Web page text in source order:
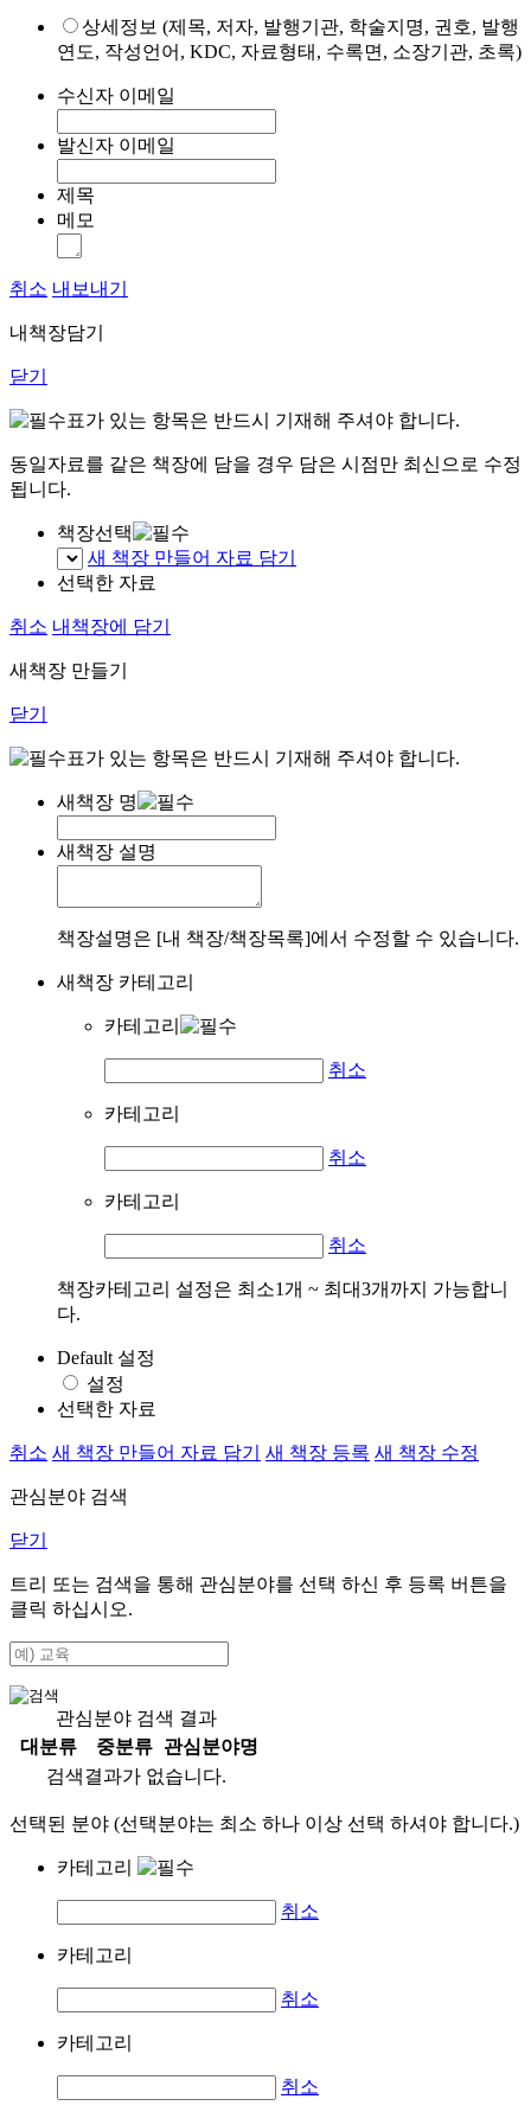
상세정보 (제목, 저자, 발행기관, 학술지명, 권호, 발행
연도, 작성언어, KDC, 자료형태, 수록면, 소장기관, 초록)
수신자 이메일
발신자 이메일
제목
메모
취소 내보내기
내책장담기
닫기
표가 있는 항목은 반드시 기재해 주셔야 합니다.
동일자료를 같은 책장에 담을 경우 담은 시점만 최신으로 수정
됩니다.
책장선택
새 책장 만들어 자료 담기
선택한 자료
취소 내책장에 담기
새책장 만들기
닫기
표가 있는 항목은 반드시 기재해 주셔야 합니다.
새책장 명
새책장 설명
책장설명은 [내 책장/책장목록]에서 수정할 수 있습니다.
새책장 카테고리
카테고리
취소
카테고리
취소
카테고리
취소
책장카테고리 설정은 최소1개 ~ 최대3개까지 가능합니
다.
Default 설정
설정
선택한 자료
취소 새 책장 만들어 자료 담기 새 책장 등록 새 책장 수정
관심분야 검색
닫기
트리 또는 검색을 통해 관심분야를 선택 하신 후 등록 버튼을
클릭 하십시오.
관심분야 검색 결과
대분류
중분류
관심분야명
검색결과가 없습니다.
선택된 분야 (선택분야는 최소 하나 이상 선택 하셔야 합니다.)
카테고리
취소
카테고리
취소
카테고리
취소